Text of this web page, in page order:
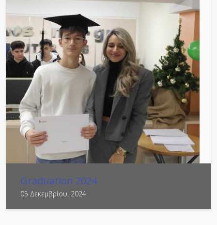
Graduation 2024
05 Δεκεμβρίου, 2024